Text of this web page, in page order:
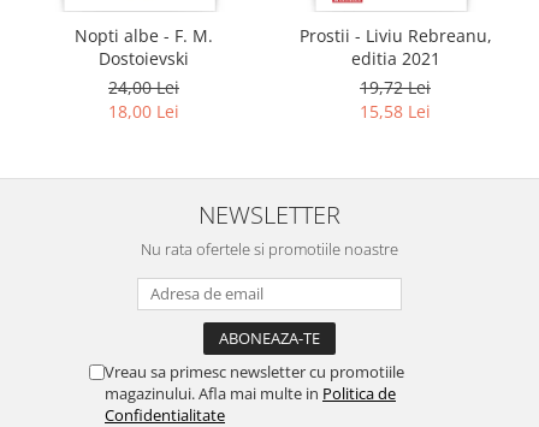
Nopti albe - F. M.
Dostoievski
24,00 Lei
18,00 Lei
Prostii - Liviu Rebreanu,
editia 2021
19,72 Lei
15,58 Lei
NEWSLETTER
Nu rata ofertele si promotiile noastre
Vreau sa primesc newsletter cu promotiile
magazinului. Afla mai multe in Politica de
Confidentialitate